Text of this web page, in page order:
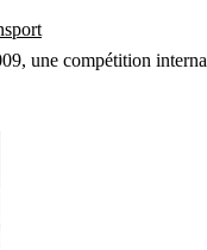
une compétition